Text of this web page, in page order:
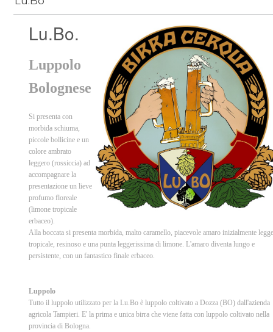
Lu.Bo.
Luppolo
Bolognese
Si presenta con
morbida schiuma,
piccole bollicine e un
colore ambrato
leggero (rossiccia) ad
accompagnare la
presentazione un lieve
profumo floreale
(limone tropicale
erbaceo).
Alla boccata si presenta morbida, malto caramello, piacevole amaro inizialmente
tropicale, resinoso e una punta leggerissima di limone. L'amaro diventa lungo e
persistente, con un fantastico finale erbaceo.
Luppolo
Tutto il luppolo utilizzato per la Lu.Bo è luppolo coltivato a Dozza (BO) dall'azienda
agricola Tampieri. E' la prima e unica birra che viene fatta con luppolo coltivato nella
provincia di Bologna.